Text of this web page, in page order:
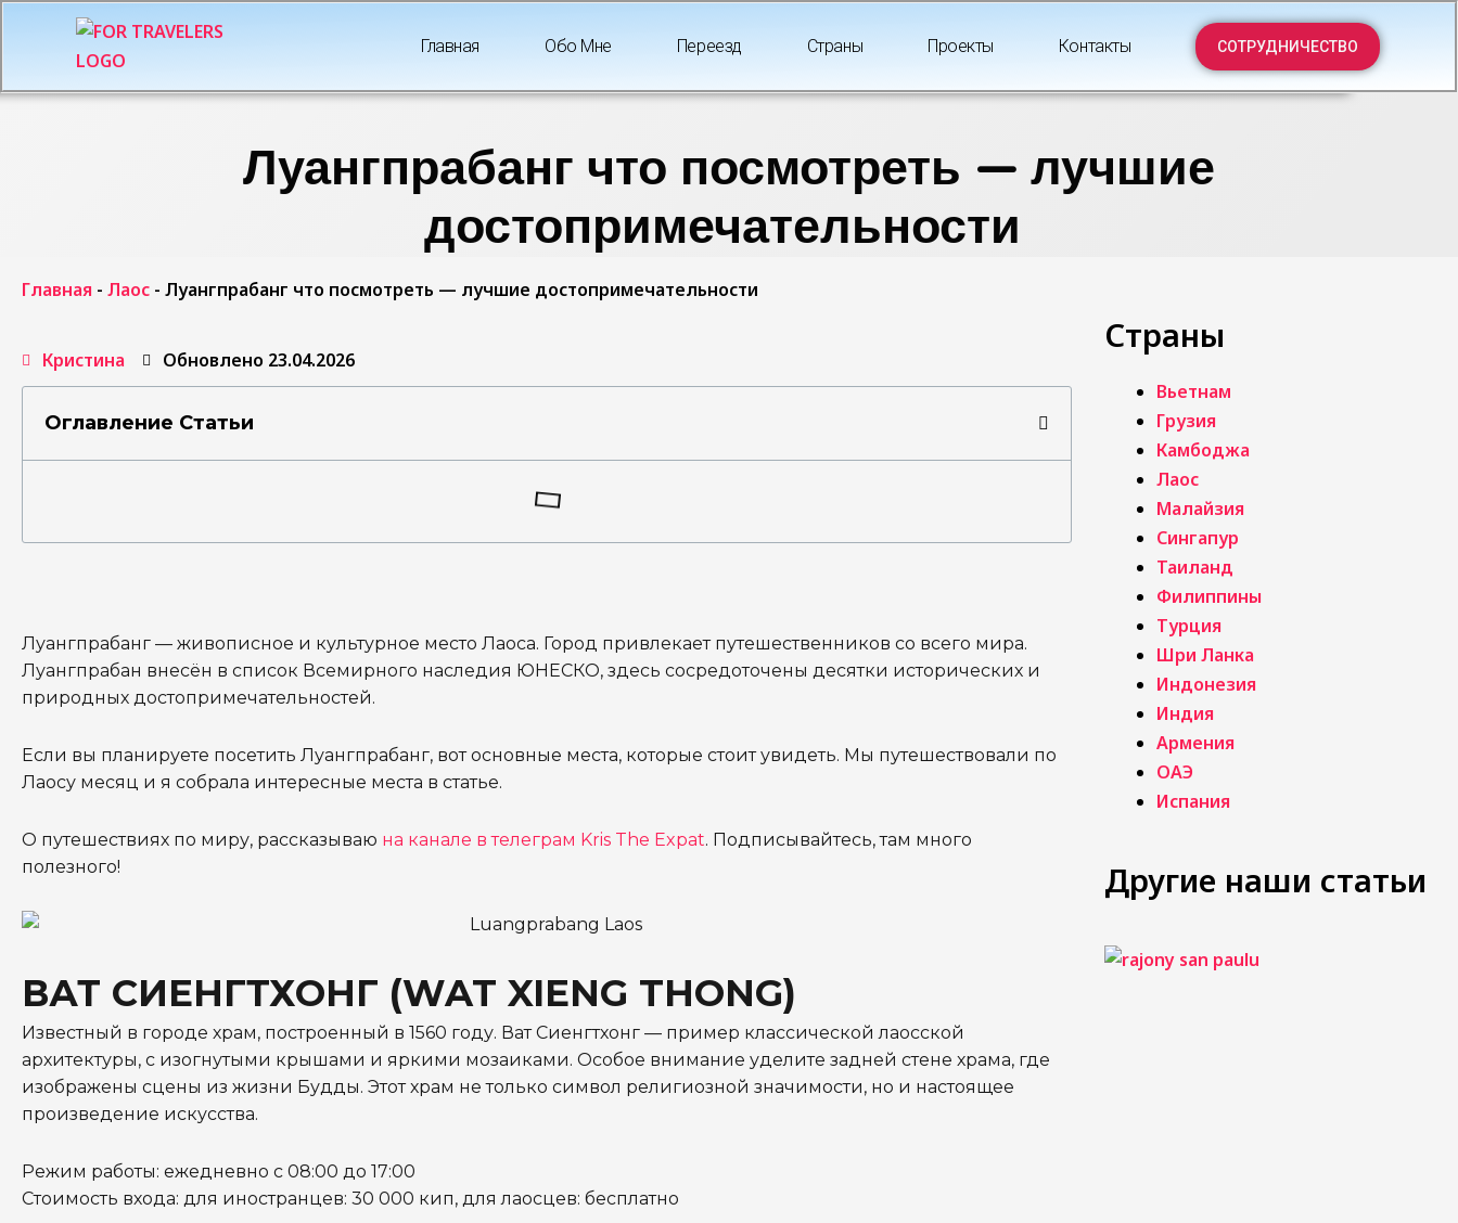
Главная Обо Мне Переезд Страны Проекты Контакты СОТРУДНИЧЕСТВО
Луангпрабанг что посмотреть — лучшие
достопримечательности
Главная - Лаос - Луангпрабанг что посмотреть — лучшие достопримечательности
Кристина Обновлено 23.04.2026
Оглавление Статьи
Луангпрабанг — живописное и культурное место Лаоса. Город привлекает путешественников со всего мира.
Луангпрабан внесён в список Всемирного наследия ЮНЕСКО, здесь сосредоточены десятки исторических и
природных достопримечательностей.
Если вы планируете посетить Луангпрабанг, вот основные места, которые стоит увидеть. Мы путешествовали по
Лаосу месяц и я собрала интересные места в статье.
О путешествиях по миру, рассказываю на канале в телеграм Kris The Expat. Подписывайтесь, там много
полезного!
ВАТ СИЕНГТХОНГ (WAT XIENG THONG)
Известный в городе храм, построенный в 1560 году. Ват Сиенгтхонг — пример классической лаосской
архитектуры, с изогнутыми крышами и яркими мозаиками. Особое внимание уделите задней стене храма, где
изображены сцены из жизни Будды. Этот храм не только символ религиозной значимости, но и настоящее
произведение искусства.
Режим работы: ежедневно с 08:00 до 17:00
Стоимость входа: для иностранцев: 30 000 кип, для лаосцев: бесплатно
Страны
Вьетнам
Грузия
Камбоджа
Лаос
Малайзия
Сингапур
Таиланд
Филиппины
Турция
Шри Ланка
Индонезия
Индия
Армения
ОАЭ
Испания
Другие наши статьи